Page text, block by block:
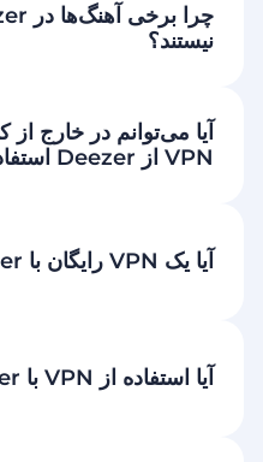
نیستند؟
VPN از Deezer استفاده کنم؟
آیا یک VPN رایگان با Deezer کار می‌کند؟
آیا استفاده از VPN با Deezer امن است؟